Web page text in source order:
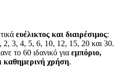
ευέλικτος και διαιρέσιμος:
2, 3, 4, 5, 6, 10, 12, 15, 20 και 30.
το 60 ιδανικό για εμπόριο,
καθημερινή χρήση.